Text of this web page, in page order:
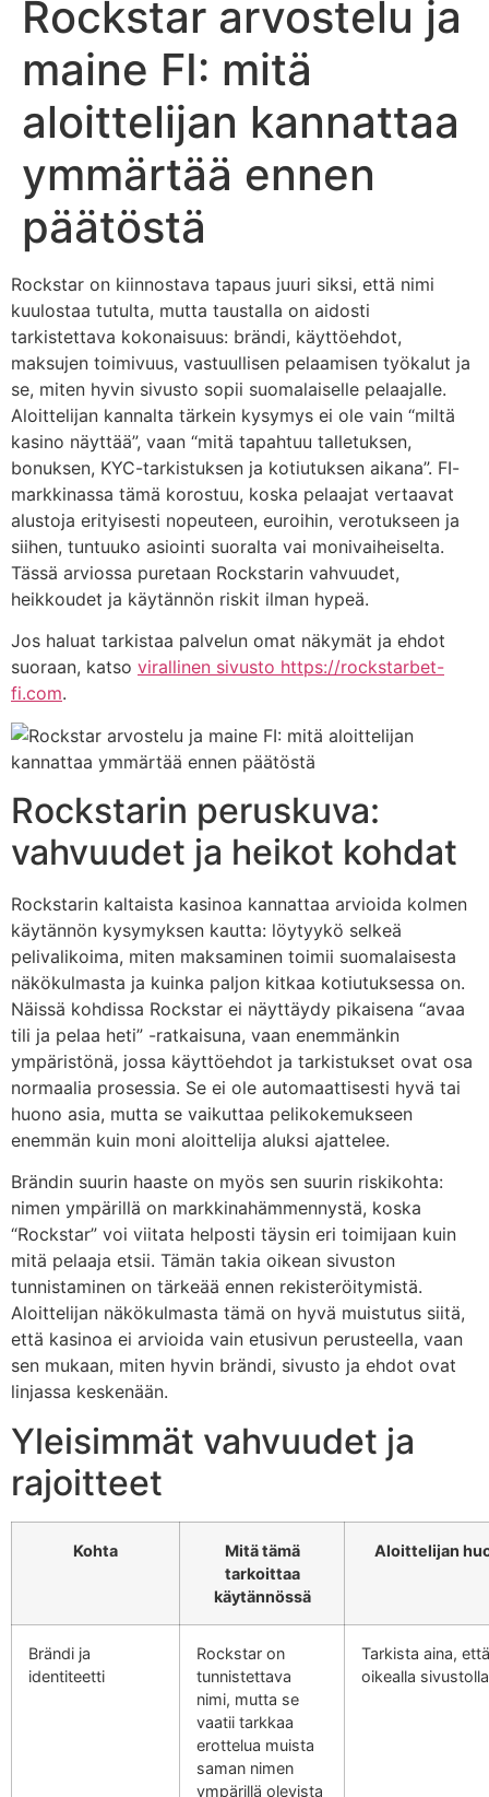
Rockstar arvostelu ja
maine FI: mitä
aloittelijan kannattaa
ymmärtää ennen
päätöstä
Rockstar on kiinnostava tapaus juuri siksi, että nimi
kuulostaa tutulta, mutta taustalla on aidosti
tarkistettava kokonaisuus: brändi, käyttöehdot,
maksujen toimivuus, vastuullisen pelaamisen työkalut ja
se, miten hyvin sivusto sopii suomalaiselle pelaajalle.
Aloittelijan kannalta tärkein kysymys ei ole vain “miltä
kasino näyttää”, vaan “mitä tapahtuu talletuksen,
bonuksen, KYC-tarkistuksen ja kotiutuksen aikana”. FI-
markkinassa tämä korostuu, koska pelaajat vertaavat
alustoja erityisesti nopeuteen, euroihin, verotukseen ja
siihen, tuntuuko asiointi suoralta vai monivaiheiselta.
Tässä arviossa puretaan Rockstarin vahvuudet,
heikkoudet ja käytännön riskit ilman hypeä.
Jos haluat tarkistaa palvelun omat näkymät ja ehdot
suoraan, katso virallinen sivusto https://rockstarbet-
fi.com.
Rockstarin peruskuva:
vahvuudet ja heikot kohdat
Rockstarin kaltaista kasinoa kannattaa arvioida kolmen
käytännön kysymyksen kautta: löytyykö selkeä
pelivalikoima, miten maksaminen toimii suomalaisesta
näkökulmasta ja kuinka paljon kitkaa kotiutuksessa on.
Näissä kohdissa Rockstar ei näyttäydy pikaisena “avaa
tili ja pelaa heti” -ratkaisuna, vaan enemmänkin
ympäristönä, jossa käyttöehdot ja tarkistukset ovat osa
normaalia prosessia. Se ei ole automaattisesti hyvä tai
huono asia, mutta se vaikuttaa pelikokemukseen
enemmän kuin moni aloittelija aluksi ajattelee.
Brändin suurin haaste on myös sen suurin riskikohta:
nimen ympärillä on markkinahämmennystä, koska
“Rockstar” voi viitata helposti täysin eri toimijaan kuin
mitä pelaaja etsii. Tämän takia oikean sivuston
tunnistaminen on tärkeää ennen rekisteröitymistä.
Aloittelijan näkökulmasta tämä on hyvä muistutus siitä,
että kasinoa ei arvioida vain etusivun perusteella, vaan
sen mukaan, miten hyvin brändi, sivusto ja ehdot ovat
linjassa keskenään.
Yleisimmät vahvuudet ja
rajoitteet
Kohta
Mitä tämä
tarkoittaa
käytännössä
Aloittelijan
Brändi ja
identiteetti
Rockstar on
tunnistettava
nimi, mutta se
vaatii tarkkaa
erottelua muista
saman nimen
ympärillä olevista
Tarkista aina,
oikealla